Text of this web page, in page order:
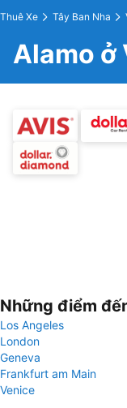
Thuê Xe Tây Ban Nha
Alamo ở
Những điểm
Los Angeles
London
Geneva
Frankfurt am Main
Venice